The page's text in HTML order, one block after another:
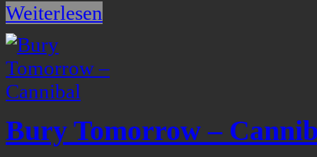
Weiterlesen
Bury Tomorrow –